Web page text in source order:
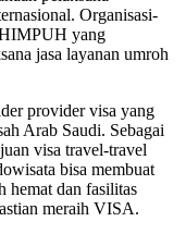
Organisasi-
yang
jasa layanan umroh
provider visa yang
Arab Saudi. Sebagai
visa travel-travel
bisa membuat
hemat dan fasilitas
meraih VISA.